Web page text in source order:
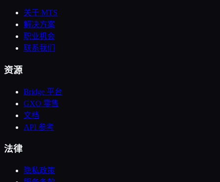
关于 MTS
解决方案
职业机会
联系我们
资源
Bridge 平台
GXO 零售
文档
API 参考
法律
隐私政策